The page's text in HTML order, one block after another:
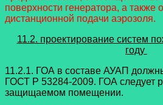
поверхности генератора, а также
дистанционной подачи аэрозоля.
11.2. проектирование систем
году
11.2.1. ГОА в составе АУАП
ГОСТ Р 53284-2009. ГОА следует
защищаемом помещении.